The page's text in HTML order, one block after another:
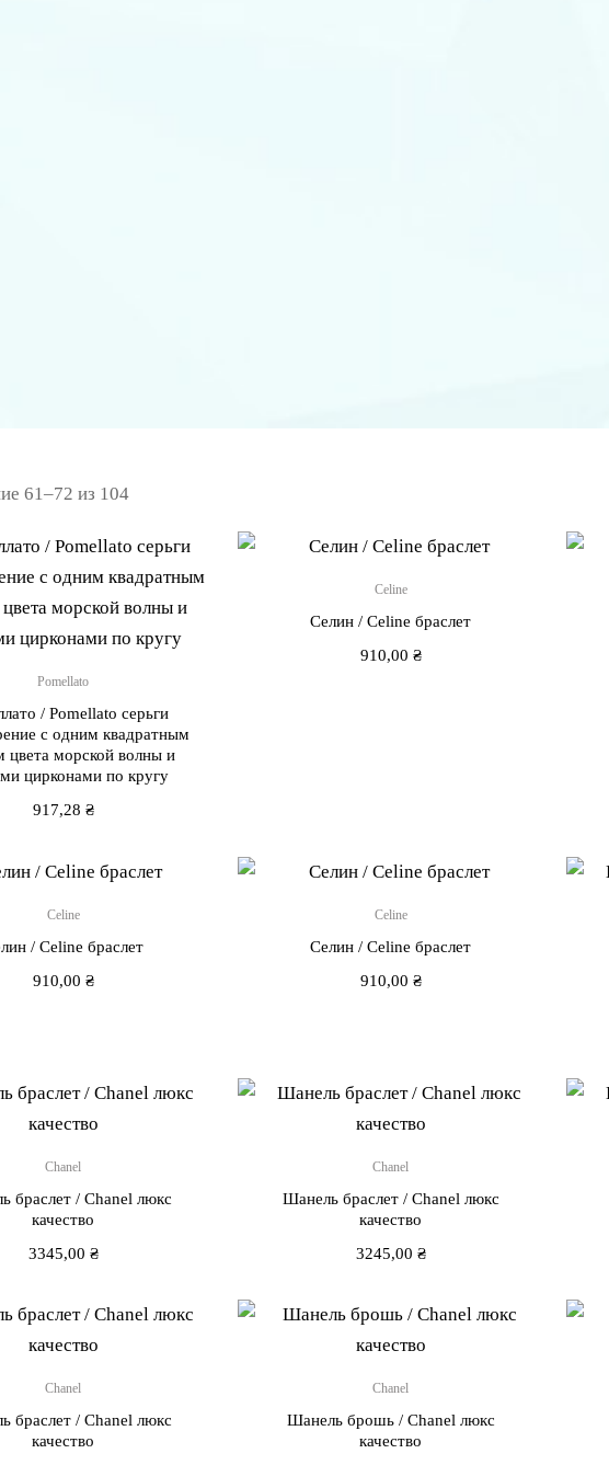
61–72 из 104
Pomellato
/ Pomellato серьги
с одним квадратным
цвета морской волны и
цирконами по кругу
917,28 ₴
Celine
Селин / Сeline браслет
910,00 ₴
Celine
/ Сeline браслет
910,00 ₴
Celine
Селин / Сeline браслет
910,00 ₴
Chanel
браслет / Chanel люкс
качество
3345,00 ₴
Chanel
Шанель браслет / Chanel люкс
качество
3245,00 ₴
Chanel
браслет / Chanel люкс
качество
Chanel
Шанель брошь / Chanel люкс
качество